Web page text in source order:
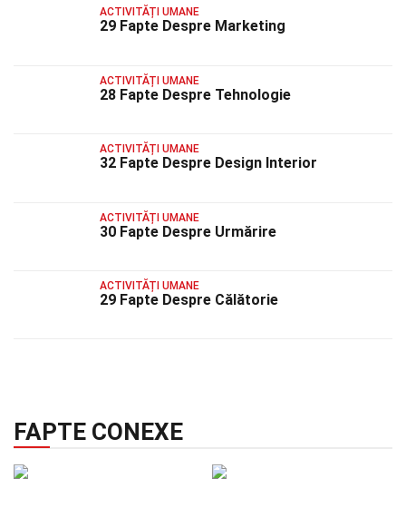
ACTIVITĂȚI UMANE
29 Fapte Despre Marketing
ACTIVITĂȚI UMANE
28 Fapte Despre Tehnologie
ACTIVITĂȚI UMANE
32 Fapte Despre Design Interior
ACTIVITĂȚI UMANE
30 Fapte Despre Urmărire
ACTIVITĂȚI UMANE
29 Fapte Despre Călătorie
FAPTE CONEXE